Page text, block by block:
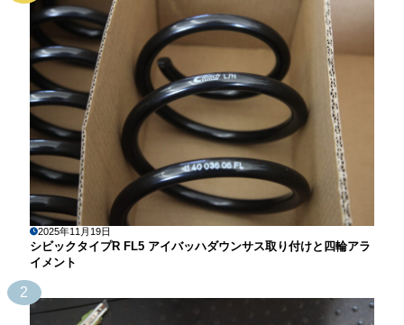
2025年11月19日
シビックタイプR FL5 アイバッハダウンサス取り付けと四輪アラ
イメント
2